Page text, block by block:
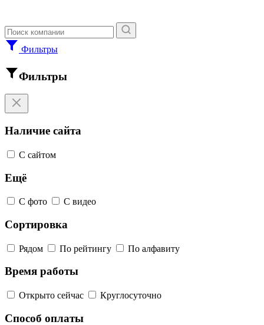
Фильтры
Фильтры
Наличие сайта
С сайтом
Ещё
С фото С видео
Сортировка
Рядом По рейтингу По алфавиту
Время работы
Открыто сейчас Круглосуточно
Способ оплаты